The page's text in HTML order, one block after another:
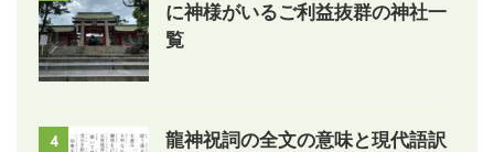
に神様がいるご利益抜群の神社一
覧
4
龍神祝詞の全文の意味と現代語訳